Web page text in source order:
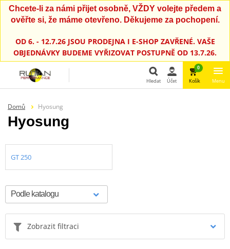
Chcete-li za námi přijet osobně, VŽDY volejte předem a
ověřte si, že máme otevřeno. Děkujeme za pochopení.
OD 6. - 12.7.26 JSOU PRODEJNA I E-SHOP ZAVŘENÉ. VAŠE
OBJEDNÁVKY BUDEME VYŘIZOVAT POSTUPNĚ OD 13.7.26.
Hledat Účet
0
Košík Menu
Domů Hyosung
Hyosung
GT 250
Zobrazit filtraci